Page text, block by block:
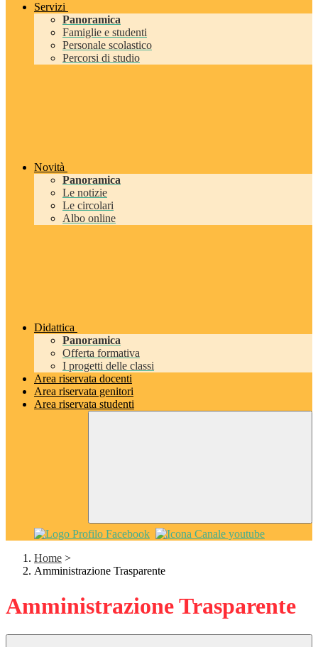
Servizi
Panoramica
Famiglie e studenti
Personale scolastico
Percorsi di studio
Novità
Panoramica
Le notizie
Le circolari
Albo online
Didattica
Panoramica
Offerta formativa
I progetti delle classi
Area riservata docenti
Area riservata genitori
Area riservata studenti
Home >
Amministrazione Trasparente
Amministrazione Trasparente